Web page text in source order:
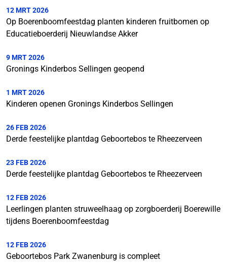
12 MRT 2026
Op Boerenboomfeestdag planten kinderen fruitbomen op
Educatieboerderij Nieuwlandse Akker
9 MRT 2026
Gronings Kinderbos Sellingen geopend
1 MRT 2026
Kinderen openen Gronings Kinderbos Sellingen
26 FEB 2026
Derde feestelijke plantdag Geboortebos te Rheezerveen
23 FEB 2026
Derde feestelijke plantdag Geboortebos te Rheezerveen
12 FEB 2026
Leerlingen planten struweelhaag op zorgboerderij Boerewille
tijdens Boerenboomfeestdag
12 FEB 2026
Geboortebos Park Zwanenburg is compleet